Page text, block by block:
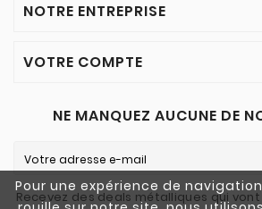
Pour une expérience de
NOTRE ENTREPRISE
VOTRE COMPTE
NE MANQUEZ AUCUNE DE
Recevez des deals métalliques qui